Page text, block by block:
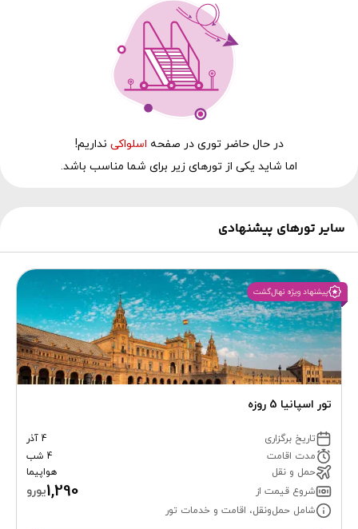
در حال‌ حاضر توری در صفحه اسلواکی نداریم!
اما شاید یکی از تورهای زیر برای شما مناسب باشد.
سایر تورهای پیشنهادی
تور اسپانیا 5 روزه
پیشنهاد ویژه نهال‌گشت
تاریخ برگزاری
4 آذر
مدت اقامت
4 شب
حمل و نقل
هواپیما
شروع قیمت از
1,290یورو
شامل حمل‌ونقل، اقامت و خدمات تور